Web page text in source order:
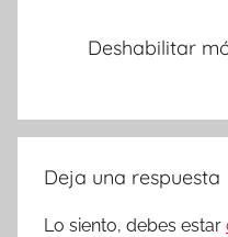
Deshabilitar
Deja una respuesta
Lo siento, debes estar